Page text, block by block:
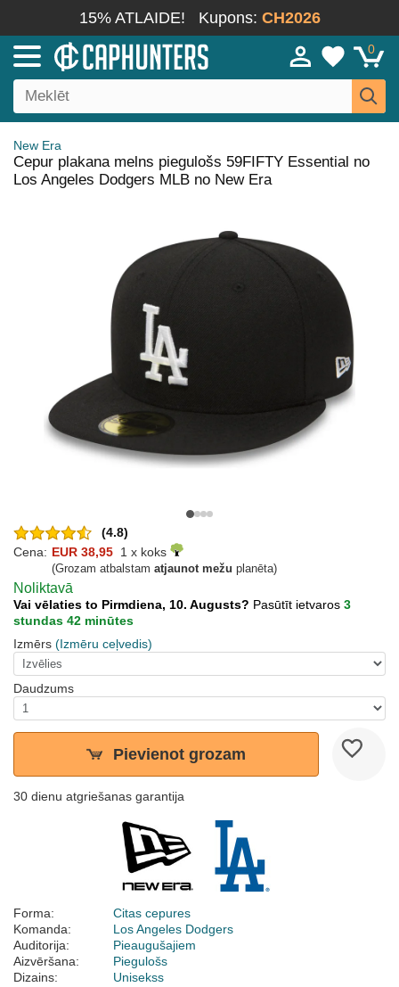
15% ATLAIDE! Kupons: CH2026
0
New Era
Cepur plakana melns piegulošs 59FIFTY Essential no
Los Angeles Dodgers MLB no New Era
(4.8)
Cena: EUR 38,95 1 x koks
(Grozam atbalstam atjaunot mežu planēta)
Noliktavā
Vai vēlaties to Pirmdiena, 10. Augusts? Pasūtīt ietvaros 3
stundas 42 minūtes
Izmērs (Izmēru ceļvedis)
Daudzums
Pievienot grozam
30 dienu atgriešanas garantija
Forma:
Citas cepures
Komanda:
Los Angeles Dodgers
Auditorija:
Pieaugušajiem
Aizvēršana:
Piegulošs
Dizains:
Unisekss